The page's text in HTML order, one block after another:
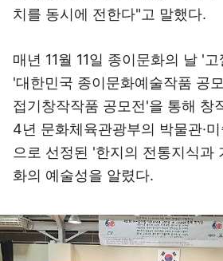
치를 동시에 전한다"고 말했다.
매년 11월 11일 종이문화의 날 '
'대한민국 종이문화예술작품 공
접기창작작품 공모전'을 통해 창
4년 문화체육관광부의 박물관·
으로 선정된 '한지의 전통지식과
화의 예술성을 알렸다.